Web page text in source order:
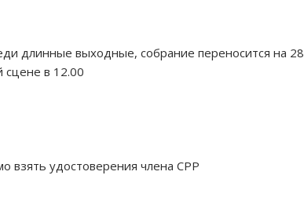
длинные выходные, собрание переносится на 28
в 12.00
взять удостоверения члена СРР